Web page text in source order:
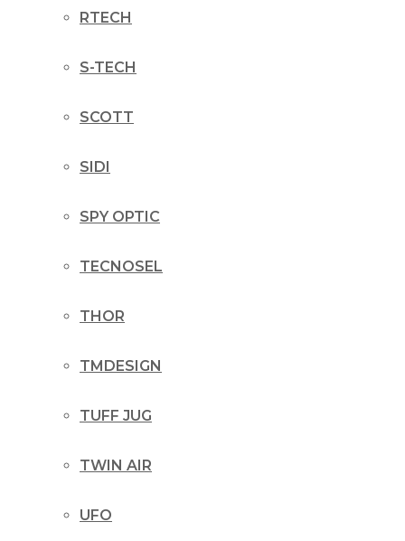
RTECH
S-TECH
SCOTT
SIDI
SPY OPTIC
TECNOSEL
THOR
TMDESIGN
TUFF JUG
TWIN AIR
UFO